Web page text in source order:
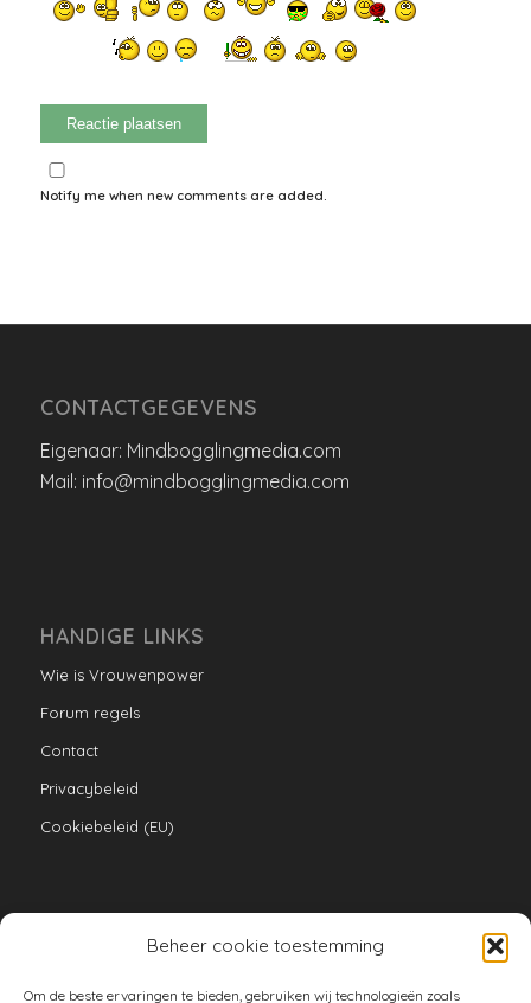
Beheer cookie toestemming
Om de beste ervaringen te bieden, gebruiken wij technologieën zoals
Notify me when new comments are added.
CONTACTGEGEVENS
Eigenaar: Mindbogglingmedia.com
Mail: info@mindbogglingmedia.com
HANDIGE LINKS
Wie is Vrouwenpower
Forum regels
Contact
Privacybeleid
Cookiebeleid (EU)